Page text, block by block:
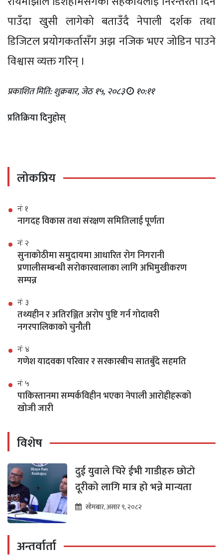
पाउँदा खुसी लागेको बताउँदै नेपाली दर्शक तथा
डिजिटल प्रयोगकर्तासँग अझ नजिक भएर जोडिन पाउने
विश्वास व्यक्त गरिन् ।
प्रकाशित मिति: शुक्रबार, जेठ १५, २०८३ १०:११
प्रतिक्रिया दिनुहोस्
लोकप्रिय
नंः १
नागदह विकास तथा संरक्षण समितिलाई पूर्णता
नंः २
सुनाकोठीमा समुदायमा आधारित रोग निगरानी
प्रणालीसम्बन्धी सरोकारवालाका लागि अभिमुखीकरण
सम्पन्न
नंः ३
तथ्यहीन र अतिरञ्जित अरोप पुष्टि गर्न गोदावरी
नगरपालिकाको चुनौती
नंः ४
गणेश यादवका परिवार र सरकारबीच सातबुँदे सहमति
नंः ५
पाकिस्तानमा सम्पर्कविहीन भएका नेपाली आरोहीहरूको
खोजी जारी
विशेष
दुई युवाले चिरे ईभी गाडीहरु छोटो
दूरीको लागि मात्र हो भन्ने मान्यता
सोमबार, असार ९, २०८२
अन्तर्वार्ता